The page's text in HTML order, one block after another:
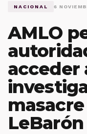
NACIONAL 6
AMLO
acceder
LeBarón